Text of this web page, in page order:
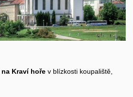
na Kraví hoře v blízkosti koupaliště,